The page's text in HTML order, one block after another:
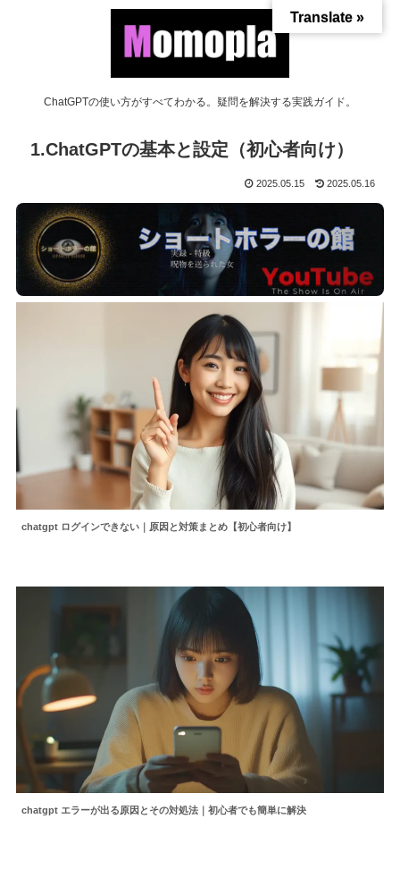
ChatGPTの使い方がすべてわかる。疑問を解決する実践ガイド。
1.ChatGPTの基本と設定（初心者向け）
2025.05.15 2025.05.16
chatgpt ログインできない｜原因と対策まとめ【初心者向け】
chatgpt エラーが出る原因とその対処法｜初心者でも簡単に解決
Translate »